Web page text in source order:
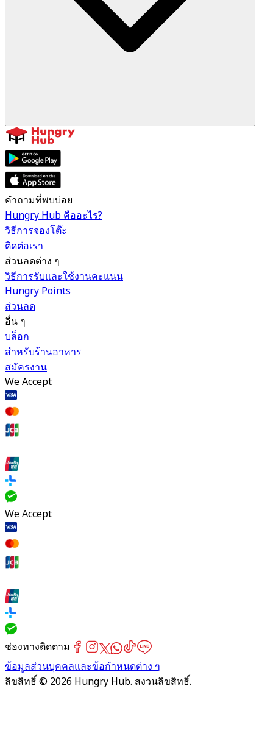
คำถามที่พบบ่อย
Hungry Hub คืออะไร?
วิธีการจองโต๊ะ
ติดต่อเรา
ส่วนลดต่าง ๆ
วิธีการรับและใช้งานคะแนน
Hungry Points
ส่วนลด
อื่น ๆ
บล็อก
สำหรับร้านอาหาร
สมัครงาน
We Accept
We Accept
ช่องทางติดตาม
ข้อมูลส่วนบุคคลและข้อกำหนดต่าง ๆ
ลิขสิทธิ์ © 2026 Hungry Hub. สงวนลิขสิทธิ์.